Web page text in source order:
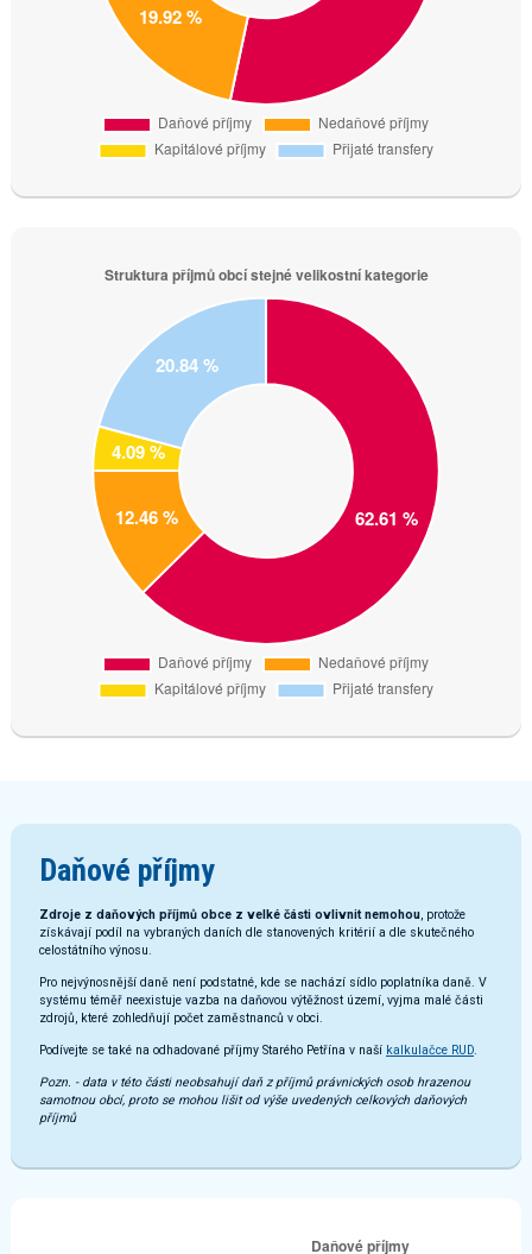
Daňové příjmy
Zdroje z daňových příjmů obce z velké části ovlivnit nemohou , protože
získávají podíl na vybraných daních dle stanovených kritérií a dle skutečného
celostátního výnosu.
Pro nejvýnosnější daně není podstatné, kde se nachází sídlo poplatníka daně. V
systému téměř neexistuje vazba na daňovou výtěžnost území, vyjma malé části
zdrojů, které zohledňují počet zaměstnanců v obci.
Podívejte se také na odhadované příjmy Starého Petřína v naší kalkulačce RUD
Pozn. - data v této části neobsahují daň z příjmů právnických osob hrazenou
samotnou obcí, proto se mohou lišit od výše uvedených celkových daňových
příjmů